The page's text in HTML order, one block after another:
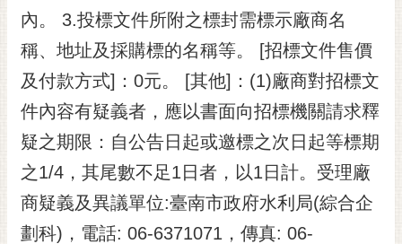
內。 3.投標文件所附之標封需標示廠商名
稱、地址及採購標的名稱等。 [招標文件售價
及付款方式]：0元。 [其他]：(1)廠商對招標文
件內容有疑義者，應以書面向招標機關請求釋
疑之期限：自公告日起或邀標之次日起等標期
之1/4，其尾數不足1日者，以1日計。受理廠
商疑義及異議單位:臺南市政府水利局(綜合企
劃科)，電話: 06-6371071，傳真: 06-